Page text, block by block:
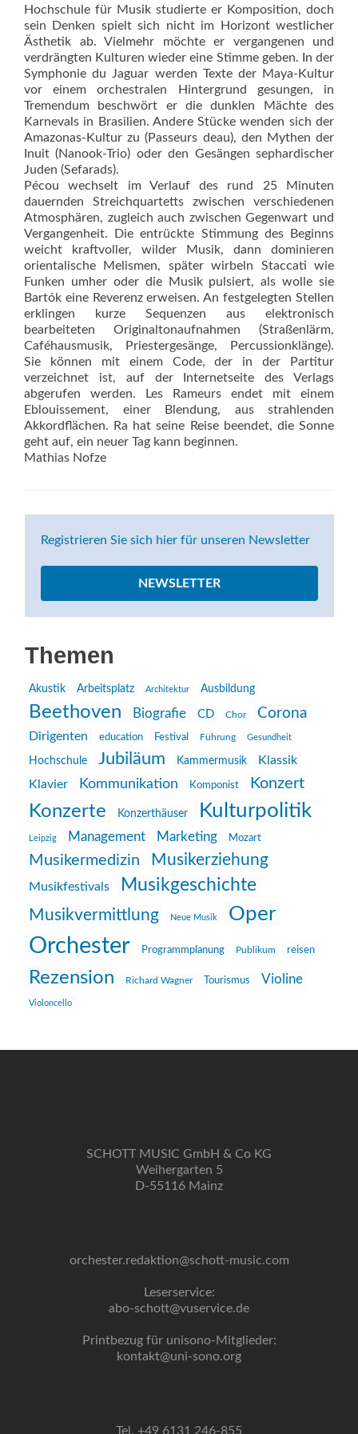
Hochschule für Musik studierte er Komposition, doch
sein Denken spielt sich nicht im Horizont westlicher
Ästhetik ab. Vielmehr möchte er vergangenen und
verdrängten Kulturen wieder eine Stimme geben. In der
Symphonie du Jaguar werden Texte der Maya-Kultur
vor einem orchestralen Hintergrund gesungen, in
Tremendum beschwört er die dunklen Mächte des
Karnevals in Brasilien. Andere Stücke wenden sich der
Amazonas-Kultur zu (Passeurs deau), den Mythen der
Inuit (Nanook-Trio) oder den Gesängen sephardischer
Juden (Sefarads).
Pécou wechselt im Verlauf des rund 25 Minuten
dauernden Streichquartetts zwischen verschiedenen
Atmosphären, zugleich auch zwischen Gegenwart und
Vergangenheit. Die entrückte Stimmung des Beginns
weicht kraftvoller, wilder Musik, dann dominieren
orientalische Melismen, später wirbeln Staccati wie
Funken umher oder die Musik pulsiert, als wolle sie
Bartók eine Reverenz erweisen. An festgelegten Stellen
erklingen kurze Sequenzen aus elektronisch
bearbeiteten Originaltonaufnahmen (Straßenlärm,
Caféhausmusik, Priestergesänge, Percussionklänge).
Sie können mit einem Code, der in der Partitur
verzeichnet ist, auf der Internetseite des Verlags
abgerufen werden. Les Rameurs endet mit einem
Eblouissement, einer Blendung, aus strahlenden
Akkordflächen. Ra hat seine Reise beendet, die Sonne
geht auf, ein neuer Tag kann beginnen.
Mathias Nofze
Registrieren Sie sich hier für unseren Newsletter
NEWSLETTER
Themen
Akustik Arbeitsplatz Architektur Ausbildung
Beethoven Biografie CD Chor Corona
Dirigenten education Festival Führung Gesundheit
Hochschule Jubiläum Kammermusik
Klassik
Klavier
Kommunikation Komponist Konzert
Konzerte Konzerthäuser Kulturpolitik
Leipzig Management Marketing Mozart
Musikermedizin Musikerziehung
Musikfestivals Musikgeschichte
Musikvermittlung Neue Musik Oper
Orchester Programmplanung Publikum reisen
Rezension Richard Wagner Tourismus Violine
Violoncello
SCHOTT MUSIC GmbH & Co KG
Weihergarten 5
D-55116 Mainz
orchester.redaktion@schott-music.com
Leserservice:
abo-schott@vuservice.de
Printbezug für unisono-Mitglieder:
kontakt@uni-sono.org
Tel. +49 6131 246-855